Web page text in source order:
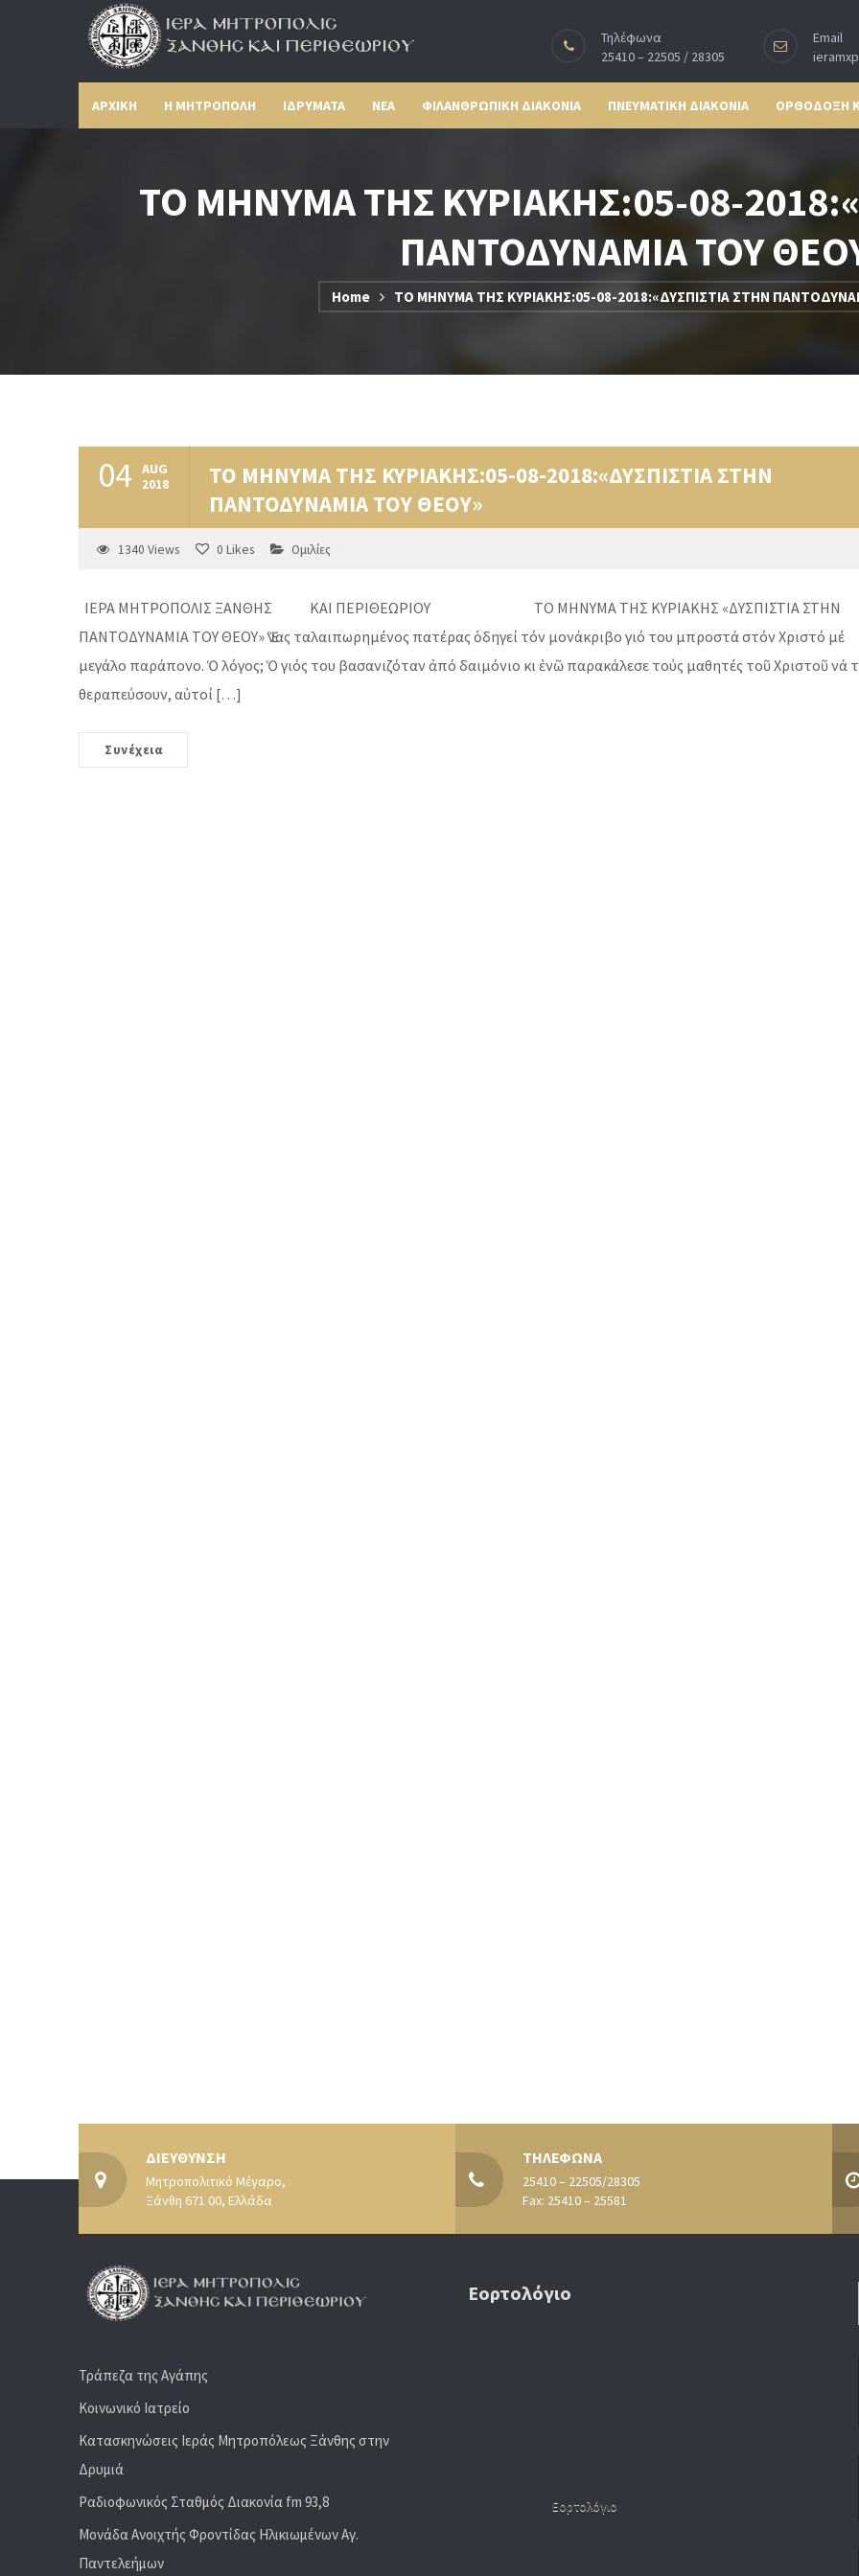
Τηλέφωνα
25410 – 22505 / 28305
Email
ΑΡΧΙΚΗ Η ΜΗΤΡΟΠΟΛΗ ΙΔΡΥΜΑΤΑ ΝΕΑ ΦΙΛΑΝΘΡΩΠΙΚΗ ΔΙΑΚΟΝΙΑ ΠΝΕΥΜΑΤΙΚΗ ΔΙΑΚΟΝΙΑ ΟΡΘΟΔΟΞΗ
ΤΟ ΜΗΝΥΜΑ ΤΗΣ ΚΥΡΙΑΚΗΣ:05-08-
ΠΑΝΤΟΔΥΝΑΜΙΑ ΤΟΥ
Home ΤΟ ΜΗΝΥΜΑ ΤΗΣ ΚΥΡΙΑΚΗΣ:05-08-2018:«ΔΥΣΠΙΣΤΙΑ ΣΤΗΝ
04 AUG
2018
ΤΟ ΜΗΝΥΜΑ ΤΗΣ ΚΥΡΙΑΚΗΣ:05-08-2018:«ΔΥΣΠΙΣΤΙΑ ΣΤΗΝ
ΠΑΝΤΟΔΥΝΑΜΙΑ ΤΟΥ ΘΕΟΥ»
1340 Views 0 Likes Ομιλίες
ΙΕΡΑ ΜΗΤΡΟΠΟΛΙΣ ΞΑΝΘΗΣ ΚΑΙ ΠΕΡΙΘΕΩΡΙΟΥ ΤΟ ΜΗΝΥΜΑ ΤΗΣ ΚΥΡΙΑΚΗΣ «ΔΥΣΠΙΣΤΙΑ ΣΤΗΝ
ΠΑΝΤΟΔΥΝΑΜΙΑ ΤΟΥ ΘΕΟΥ» Ἕνας ταλαιπωρημένος πατέρας ὁδηγεί τόν μονάκριβο γιό του μπροστά στόν Χριστό μέ
μεγάλο παράπονο. Ὁ λόγος; Ὁ γιός του βασανιζόταν ἀπό δαιμόνιο κι ἐνῶ παρακάλεσε τούς μαθητές τοῦ Χριστοῦ νά
θεραπεύσουν, αὐτοί […]
Συνέχεια
ΔΙΕΥΘΥΝΣΗ
Μητροπολιτικό Μέγαρο,
Ξάνθη 671 00, Ελλάδα
ΤΗΛΕΦΩΝΑ
25410 – 22505/28305
Fax: 25410 – 25581
Τράπεζα της Αγάπης
Κοινωνικό Ιατρείο
Κατασκηνώσεις Ιεράς Μητροπόλεως Ξάνθης στην
Δρυμιά
Ραδιoφωνικός Σταθμός Διακονία fm 93,8
Μονάδα Ανοιχτής Φροντίδας Ηλικιωμένων Αγ.
Παντελεήμων
Εορτολόγιο
Εορτολόγιο